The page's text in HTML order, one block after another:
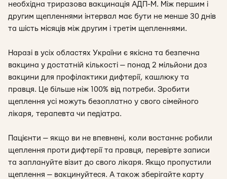
необхідна триразова вакцинація АДП-М. Між першим і
другим щепленнями інтервал має бути не менше 30 днів
та шість місяців між другим і третім щепленнями.
Наразі в усіх областях України є якісна та безпечна
вакцина у достатній кількості — понад 2 мільйони доз
вакцини для профілактики дифтерії, кашлюку та
правця. Це більше ніж 100% від потреби. Зробити
щеплення усі можуть безоплатно у свого сімейного
лікаря, терапевта чи педіатра.
Пацієнти — якщо ви не впевнені, коли востаннє робили
щеплення проти дифтерії та правця, перевірте записи
та заплануйте візит до свого лікаря. Якщо пропустили
щеплення — вакцинуйтеся. А також зберігайте карту